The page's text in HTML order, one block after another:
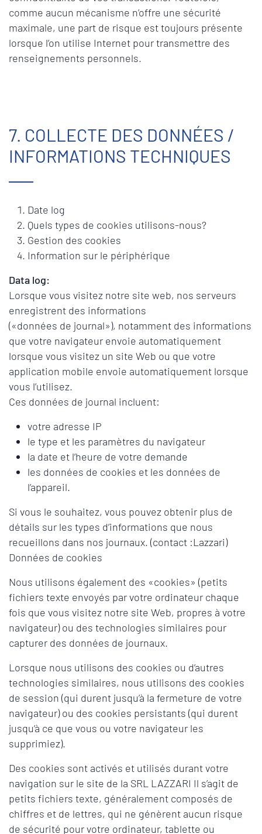
comme aucun mécanisme n’offre une sécurité
maximale, une part de risque est toujours présente
lorsque l’on utilise Internet pour transmettre des
renseignements personnels.
7. COLLECTE DES DONNÉES /
INFORMATIONS TECHNIQUES
Date log
Quels types de cookies utilisons-nous?
Gestion des cookies
Information sur le périphérique
Data log:
Lorsque vous visitez notre site web, nos serveurs
enregistrent des informations
(«données de journal»), notamment des informations
que votre navigateur envoie automatiquement
lorsque vous visitez un site Web ou que votre
application mobile envoie automatiquement lorsque
vous l’utilisez.
Ces données de journal incluent:
votre adresse IP
le type et les paramètres du navigateur
la date et l’heure de votre demande
les données de cookies et les données de
l’appareil.
Si vous le souhaitez, vous pouvez obtenir plus de
détails sur les types d’informations que nous
recueillons dans nos journaux. (contact :Lazzari)
Données de cookies
Nous utilisons également des «cookies» (petits
fichiers texte envoyés par votre ordinateur chaque
fois que vous visitez notre site Web, propres à votre
navigateur) ou des technologies similaires pour
capturer des données de journaux.
Lorsque nous utilisons des cookies ou d’autres
technologies similaires, nous utilisons des cookies
de session (qui durent jusqu’à la fermeture de votre
navigateur) ou des cookies persistants (qui durent
jusqu’à ce que vous ou votre navigateur les
supprimiez).
Des cookies sont activés et utilisés durant votre
navigation sur le site de la SRL LAZZARI Il s’agit de
petits fichiers texte, généralement composés de
chiffres et de lettres, qui ne génèrent aucun risque
de sécurité pour votre ordinateur, tablette ou